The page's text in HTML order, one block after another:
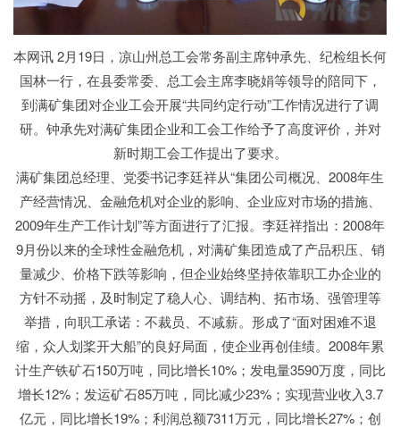
本网讯 2月19日，凉山州总工会常务副主席钟承先、纪检组长何
国林一行，在县委常委、总工会主席李晓娟等领导的陪同下，
到满矿集团对企业工会开展“共同约定行动”工作情况进行了调
研。钟承先对满矿集团企业和工会工作给予了高度评价，并对
新时期工会工作提出了要求。
满矿集团总经理、党委书记李廷祥从“集团公司概况、2008年生
产经营情况、金融危机对企业的影响、企业应对市场的措施、
2009年生产工作计划”等方面进行了汇报。李廷祥指出：2008年
9月份以来的全球性金融危机，对满矿集团造成了产品积压、销
量减少、价格下跌等影响，但企业始终坚持依靠职工办企业的
方针不动摇，及时制定了稳人心、调结构、拓市场、强管理等
举措，向职工承诺：不裁员、不减薪。形成了“面对困难不退
缩，众人划桨开大船”的良好局面，使企业再创佳绩。2008年累
计生产铁矿石150万吨，同比增长10%；发电量3590万度，同比
增长12%；发运矿石85万吨，同比减少23%；实现营业收入3.7
亿元，同比增长19%；利润总额7311万元，同比增长27%；创